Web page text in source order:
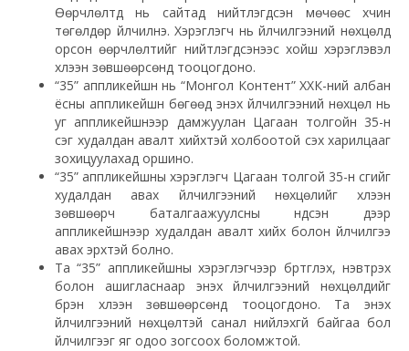
Өөрчлөлтүүд нь сайтад нийтлэгдсэн мөчөөс хүчин
төгөлдөр үйлчилнэ. Хэрэглэгч нь үйлчилгээний нөхцөлд
орсон өөрчлөлтийг нийтлэгдсэнээс хойш хэрэглэвэл
хүлээн зөвшөөрсөнд тооцогдоно.
“35” аппликейшн нь “Монгол Контент” ХХК-ний албан
ёсны аппликейшн бөгөөд энэхүү үйлчилгээний нөхцөл нь
уг аппликейшнээр дамжуулан Цагаан толгойн 35-н
үсэг худалдан авалт хийхтэй холбоотой үүсэх харилцааг
зохицуулахад оршино.
“35” аппликейшны хэрэглэгч Цагаан толгой 35-н үсгийг
худалдан авах үйлчилгээний нөхцөлийг хүлээн
зөвшөөрч баталгаажуулсны үндсэн дээр
аппликейшнээр худалдан авалт хийх болон үйлчилгээ
авах эрхтэй болно.
Та “35” аппликейшны хэрэглэгчээр бүртгүүлэх, нэвтрэх
болон ашигласнаар энэхүү үйлчилгээний нөхцөлүүдийг
бүрэн хүлээн зөвшөөрсөнд тооцогдоно. Та энэхүү
үйлчилгээний нөхцөлтэй санал нийлэхгүй байгаа бол
үйлчилгээг яг одоо зогсоох боломжтой.